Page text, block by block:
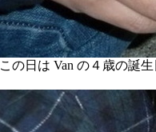
この日は Van の４歳の誕